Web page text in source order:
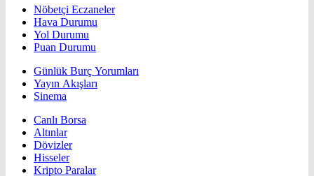
Nöbetçi Eczaneler
Hava Durumu
Yol Durumu
Puan Durumu
Günlük Burç Yorumları
Yayın Akışları
Sinema
Canlı Borsa
Altınlar
Dövizler
Hisseler
Kripto Paralar